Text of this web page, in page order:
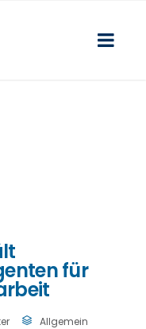
für
Allgemein